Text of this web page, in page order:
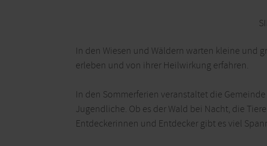
In den Wiesen und Wäldern warten kleine und
erleben und von ihrer Heilwirkung erfahren.
In den Sommerferien veranstaltet die
Jugendliche. Ob es der Wald bei Nacht, die
Entdeckerinnen und Entdecker gibt es viel